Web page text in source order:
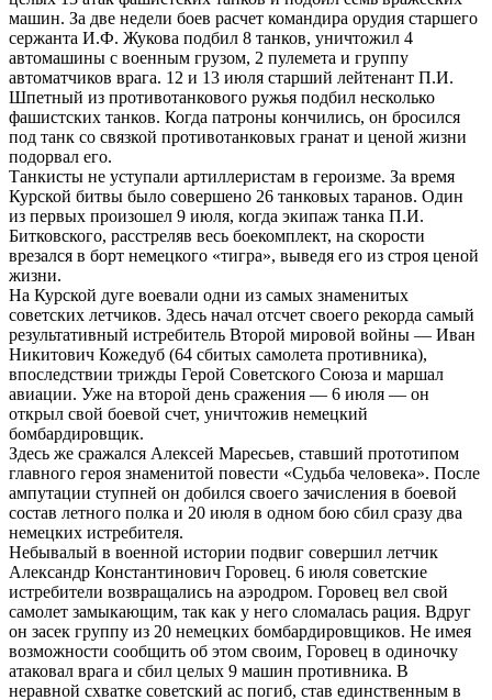
машин. За две недели боев расчет командира орудия старшего
сержанта И.Ф. Жукова подбил 8 танков, уничтожил 4
автомашины с военным грузом, 2 пулемета и группу
автоматчиков врага. 12 и 13 июля старший лейтенант П.И.
Шпетный из противотанкового ружья подбил несколько
фашистских танков. Когда патроны кончились, он бросился
под танк со связкой противотанковых гранат и ценой жизни
подорвал его.
Танкисты не уступали артиллеристам в героизме. За время
Курской битвы было совершено 26 танковых таранов. Один
из первых произошел 9 июля, когда экипаж танка П.И.
Битковского, расстреляв весь боекомплект, на скорости
врезался в борт немецкого «тигра», выведя его из строя ценой
жизни.
На Курской дуге воевали одни из самых знаменитых
советских летчиков. Здесь начал отсчет своего рекорда самый
результативный истребитель Второй мировой войны — Иван
Никитович Кожедуб (64 сбитых самолета противника),
впоследствии трижды Герой Советского Союза и маршал
авиации. Уже на второй день сражения — 6 июля — он
открыл свой боевой счет, уничтожив немецкий
бомбардировщик.
Здесь же сражался Алексей Маресьев, ставший прототипом
главного героя знаменитой повести «Судьба человека». После
ампутации ступней он добился своего зачисления в боевой
состав летного полка и 20 июля в одном бою сбил сразу два
немецких истребителя.
Небывалый в военной истории подвиг совершил летчик
Александр Константинович Горовец. 6 июля советские
истребители возвращались на аэродром. Горовец вел свой
самолет замыкающим, так как у него сломалась рация. Вдруг
он засек группу из 20 немецких бомбардировщиков. Не имея
возможности сообщить об этом своим, Горовец в одиночку
атаковал врага и сбил целых 9 машин противника. В
неравной схватке советский ас погиб, став единственным в